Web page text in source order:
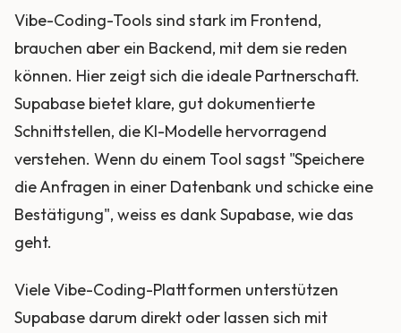
Vibe-Coding-Tools sind stark im Frontend,
brauchen aber ein Backend, mit dem sie reden
können. Hier zeigt sich die ideale Partnerschaft.
Supabase bietet klare, gut dokumentierte
Schnittstellen, die KI-Modelle hervorragend
verstehen. Wenn du einem Tool sagst "Speichere
die Anfragen in einer Datenbank und schicke eine
Bestätigung", weiss es dank Supabase, wie das
geht.
Viele Vibe-Coding-Plattformen unterstützen
Supabase darum direkt oder lassen sich mit